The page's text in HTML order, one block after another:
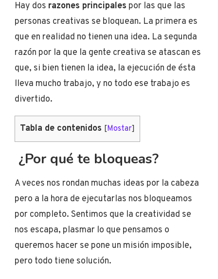
Hay dos razones principales por las que las
personas creativas se bloquean. La primera es
que en realidad no tienen una idea. La segunda
razón por la que la gente creativa se atascan es
que, si bien tienen la idea, la ejecución de ésta
lleva mucho trabajo, y no todo ese trabajo es
divertido.
Tabla de contenidos [Mostar]
¿Por qué te bloqueas?
A veces nos rondan muchas ideas por la cabeza
pero a la hora de ejecutarlas nos bloqueamos
por completo. Sentimos que la creatividad se
nos escapa, plasmar lo que pensamos o
queremos hacer se pone un misión imposible,
pero todo tiene solución.